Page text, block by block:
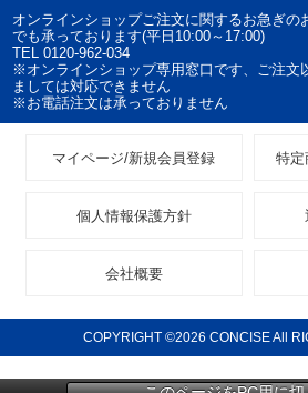
オンラインショップご注文に関するお急ぎの
でも承っております(平日10:00～17:00)
TEL 0120-962-034
※オンラインショップ専用窓口です、ご注文
ましては対応できません
※お電話注文は承っておりません
マイページ/新規会員登録 特定
個人情報保護方針
会社概要
COPYRIGHT ©2026 CONCISE All